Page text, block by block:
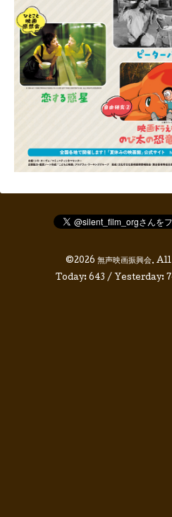
©2026 無声映画振興会. All
Today: 643 / Yesterday: